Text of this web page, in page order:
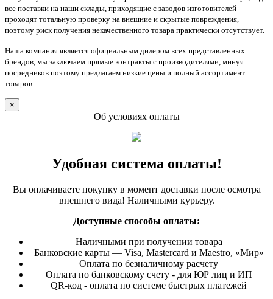
все поставки на наши склады, приходящие с заводов изготовителей
проходят тотальную проверку на внешние и скрытые повреждения,
поэтому риск получения некачественного товара практически отсутствует.
Наша компания является официальным дилером всех представленных
брендов, мы заключаем прямые контракты с производителями, минуя
посредников поэтому предлагаем низкие цены и полный ассортимент
товаров.
×
Об условиях оплаты
Удобная система оплаты!
Вы оплачиваете покупку в момент доставки после осмотра
внешнего вида! Наличными курьеру.
Доступные способы оплаты:
Наличными при получении товара
Банковские карты — Visa, Mastercard и Maestro, «Мир»
Оплата по безналичному расчету
Оплата по банковскому счету - для ЮР лиц и ИП
QR-код - оплата по системе быстрых платежей